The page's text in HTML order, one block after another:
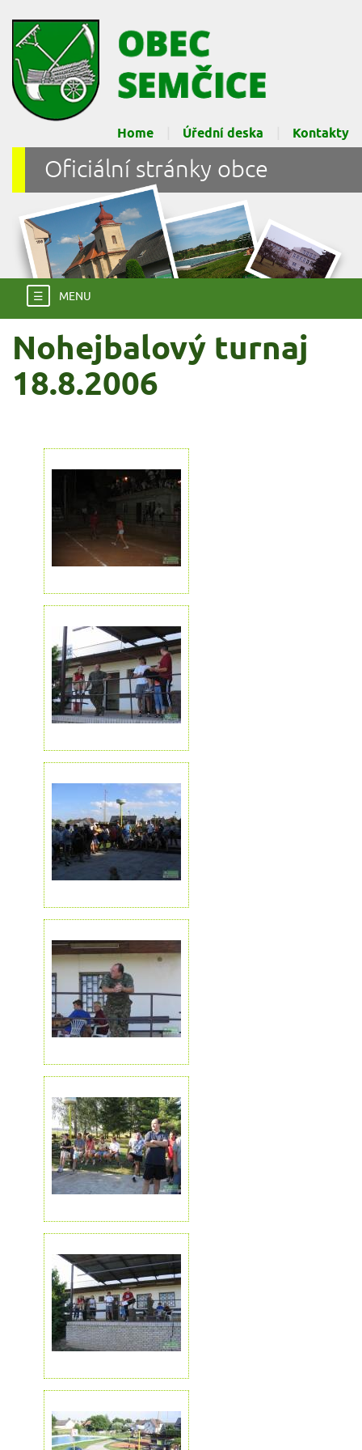
Oficiální stránky obce
Kontakty
Úřední deska
Home
☰ MENU
Nohejbalový turnaj
18.8.2006